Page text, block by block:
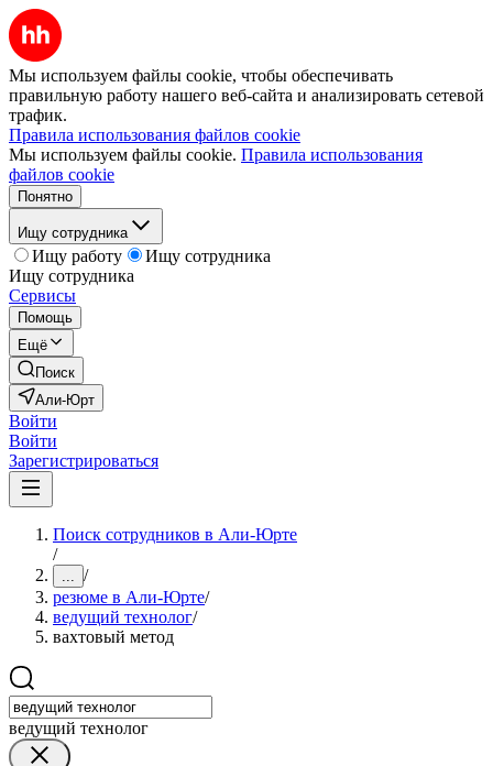
Мы используем файлы cookie, чтобы обеспечивать
правильную работу нашего веб-сайта и анализировать сетевой
трафик.
Правила использования файлов cookie
Мы используем файлы cookie. Правила использования
файлов cookie
Понятно
Ищу сотрудника
Ищу работу
Ищу сотрудника
Ищу сотрудника
Сервисы
Помощь
Ещё
Поиск
Али-Юрт
Войти
Войти
Зарегистрироваться
Поиск сотрудников в Али-Юрте
/
... /
резюме в Али-Юрте/
ведущий технолог/
вахтовый метод
ведущий технолог